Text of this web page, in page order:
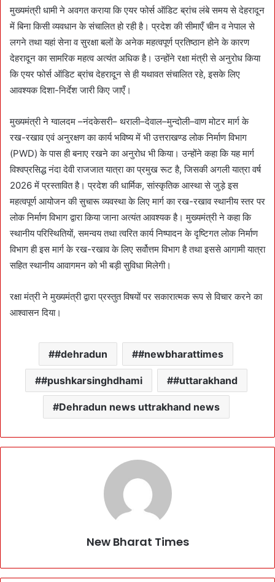
मुख्यमंत्री धामी ने अवगत कराया कि एयर फोर्स ऑडिट ब्रांच लंबे समय से देहरादून
में बिना किसी व्यवधान के संचालित हो रही है। प्रदेश की सीमाएँ चीन व नेपाल से
लगने तथा यहां सेना व सुरक्षा बलों के अनेक महत्वपूर्ण प्रतिष्ठान होने के कारण
देहरादून का सामरिक महत्व अत्यंत अधिक है। उन्होंने रक्षा मंत्री से अनुरोध किया
कि एयर फोर्स ऑडिट ब्रांच देहरादून से ही यथावत संचालित रहे, इसके लिए
आवश्यक दिशा-निर्देश जारी किए जाएँ।
मुख्यमंत्री ने ग्वालदम –नंदकेसरी– थराली–देवाल–मुन्दोली–वाण मोटर मार्ग के
रख-रखाव एवं अनुरक्षण का कार्य भविष्य में भी उत्तराखण्ड लोक निर्माण विभाग
(PWD) के पास ही बनाए रखने का अनुरोध भी किया। उन्होंने कहा कि यह मार्ग
विश्वप्रसिद्ध नंदा देवी राजजात यात्रा का प्रमुख रूट है, जिसकी अगली यात्रा वर्ष
2026 में प्रस्तावित है। प्रदेश की धार्मिक, सांस्कृतिक आस्था से जुड़े इस
महत्वपूर्ण आयोजन की सुचारू व्यवस्था के लिए मार्ग का रख-रखाव स्थानीय स्तर पर
लोक निर्माण विभाग द्वारा किया जाना अत्यंत आवश्यक है। मुख्यमंत्री ने कहा कि
स्थानीय परिस्थितियों, समन्वय तथा त्वरित कार्य निष्पादन के दृष्टिगत लोक निर्माण
विभाग ही इस मार्ग के रख-रखाव के लिए सर्वोत्तम विभाग है तथा इससे आगामी यात्रा
सहित स्थानीय आवागमन को भी बड़ी सुविधा मिलेगी।
रक्षा मंत्री ने मुख्यमंत्री द्वारा प्रस्तुत विषयों पर सकारात्मक रूप से विचार करने का
आश्वासन दिया।
#dehradun #newbharattimes
#pushkarsinghdhami #uttarakhand
Dehradun news uttrakhand news
New Bharat Times